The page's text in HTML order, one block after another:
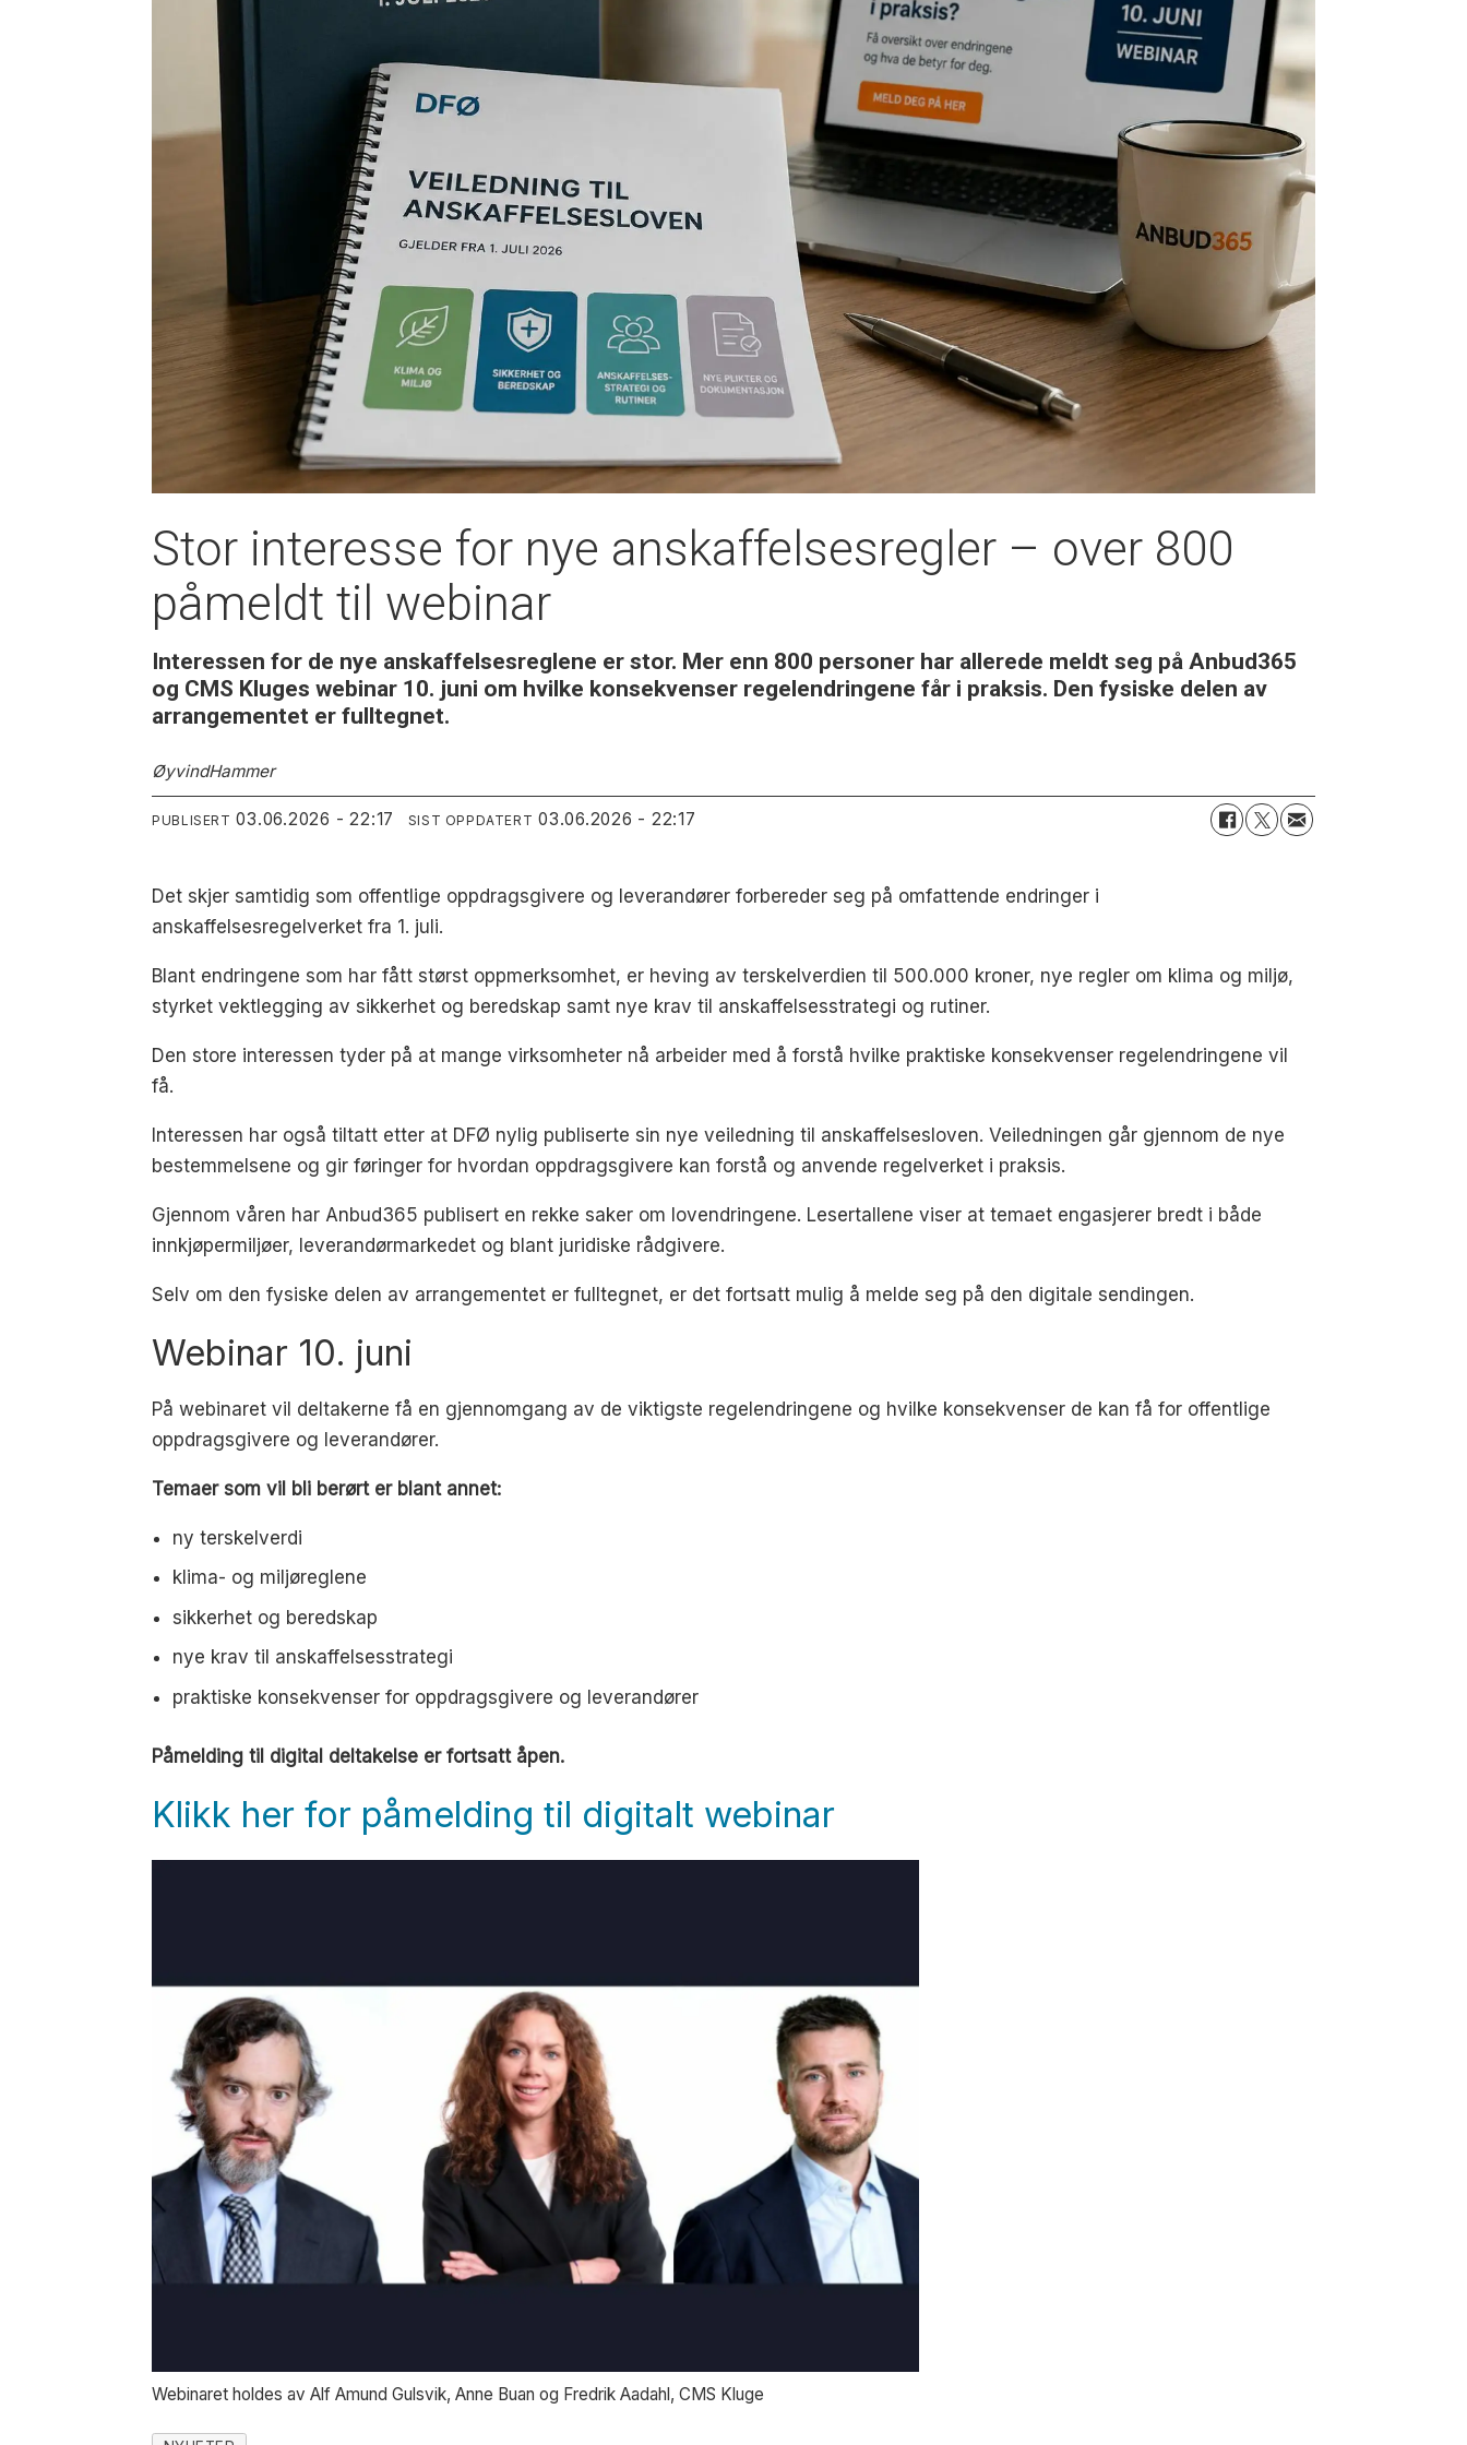
Stor interesse for nye anskaffelsesregler – over 800
påmeldt til webinar
Interessen for de nye anskaffelsesreglene er stor. Mer enn 800 personer har allerede meldt seg på Anbud365
og CMS Kluges webinar 10. juni om hvilke konsekvenser regelendringene får i praksis. Den fysiske delen av
arrangementet er fulltegnet.
ØyvindHammer
PUBLISERT 03.06.2026 - 22:17 SIST OPPDATERT 03.06.2026 - 22:17
Det skjer samtidig som offentlige oppdragsgivere og leverandører forbereder seg på omfattende endringer i
anskaffelsesregelverket fra 1. juli.
Blant endringene som har fått størst oppmerksomhet, er heving av terskelverdien til 500.000 kroner, nye regler om klima og miljø,
styrket vektlegging av sikkerhet og beredskap samt nye krav til anskaffelsesstrategi og rutiner.
Den store interessen tyder på at mange virksomheter nå arbeider med å forstå hvilke praktiske konsekvenser regelendringene vil
få.
Interessen har også tiltatt etter at DFØ nylig publiserte sin nye veiledning til anskaffelsesloven. Veiledningen går gjennom de nye
bestemmelsene og gir føringer for hvordan oppdragsgivere kan forstå og anvende regelverket i praksis.
Gjennom våren har Anbud365 publisert en rekke saker om lovendringene. Lesertallene viser at temaet engasjerer bredt i både
innkjøpermiljøer, leverandørmarkedet og blant juridiske rådgivere.
Selv om den fysiske delen av arrangementet er fulltegnet, er det fortsatt mulig å melde seg på den digitale sendingen.
Webinar 10. juni
På webinaret vil deltakerne få en gjennomgang av de viktigste regelendringene og hvilke konsekvenser de kan få for offentlige
oppdragsgivere og leverandører.
Temaer som vil bli berørt er blant annet:
ny terskelverdi
klima- og miljøreglene
sikkerhet og beredskap
nye krav til anskaffelsesstrategi
praktiske konsekvenser for oppdragsgivere og leverandører
Påmelding til digital deltakelse er fortsatt åpen.
Klikk her for påmelding til digitalt webinar
Webinaret holdes av Alf Amund Gulsvik, Anne Buan og Fredrik Aadahl, CMS Kluge